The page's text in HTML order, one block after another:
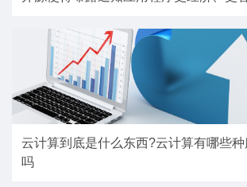
云计算到底是什么东西?云计算有哪些
吗